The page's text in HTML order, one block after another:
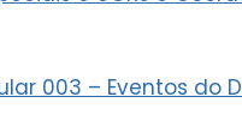
003 – Eventos do